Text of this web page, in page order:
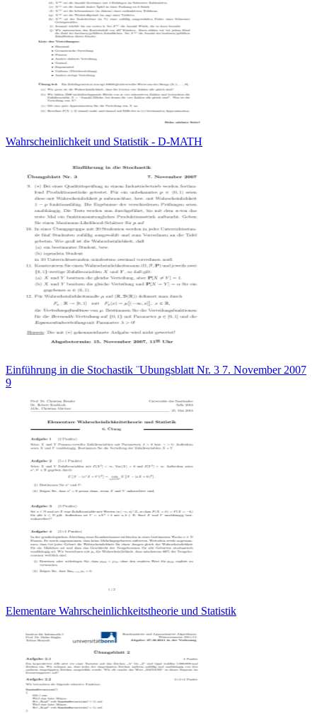
Wahrscheinlichkeit und Statistik - D-MATH
Einführung in die Stochastik ¨Ubungsblatt Nr. 3 7. November 2007
9
Elementare Wahrscheinlichkeitstheorie und Statistik